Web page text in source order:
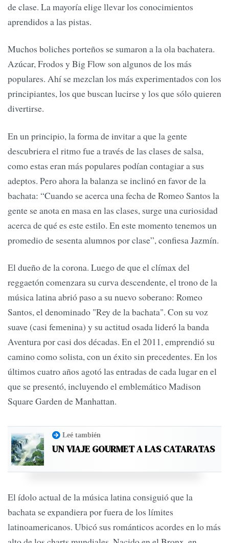
de clase. La mayoría elige llevar los conocimientos
aprendidos a las pistas.
Muchos boliches porteños se sumaron a la ola bachatera.
Azúcar, Frodos y Big Flow son algunos de los más
populares. Ahí se mezclan los más experimentados con los
principiantes, los que buscan lucirse y los que sólo quieren
divertirse.
En un principio, la forma de invitar a que la gente
descubriera el ritmo fue a través de las clases de salsa,
como estas eran más populares podían contagiar a sus
adeptos. Pero ahora la balanza se inclinó en favor de la
bachata: “Cuando se acerca una fecha de Romeo Santos la
gente se anota en masa en las clases, surge una curiosidad
acerca de qué es este estilo. En este momento tenemos un
promedio de sesenta alumnos por clase”, confiesa Jazmín.
El dueño de la corona. Luego de que el clímax del
reggaetón comenzara su curva descendente, el trono de la
música latina abrió paso a su nuevo soberano: Romeo
Santos, el denominado "Rey de la bachata". Con su voz
suave (casi femenina) y su actitud osada lideró la banda
Aventura por casi dos décadas. En el 2011, emprendió su
camino como solista, con un éxito sin precedentes. En los
últimos cuatro años agotó las entradas de cada lugar en el
que se presentó, incluyendo el emblemático Madison
Square Garden de Manhattan.
Leé también
UN VIAJE GOURMET A LAS CATARATAS
El ídolo actual de la música latina consiguió que la
bachata se expandiera por fuera de los límites
latinoamericanos. Ubicó sus románticos acordes en lo más